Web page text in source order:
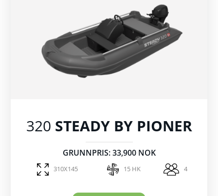
320 STEADY BY PIONER
GRUNNPRIS: 33,900 NOK
310X145 15 HK 4